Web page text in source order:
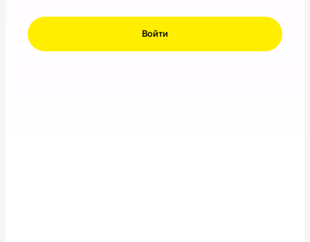
Войти